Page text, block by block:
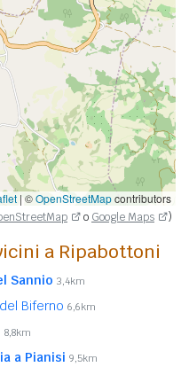
| ©OpenStreetMapcontributors
o Google Maps )
a Ripabottoni
Sannio 3,4km
Biferno 6,6km
8,8km
a Pianisi 9,5km